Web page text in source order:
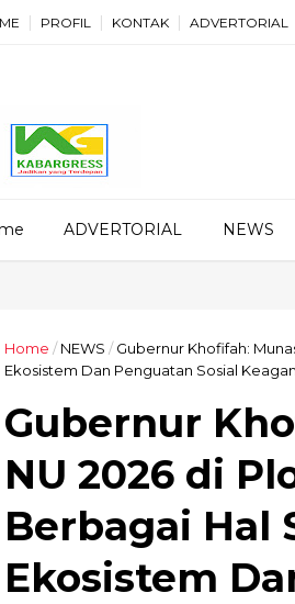
PROFIL KONTAK ADVERTORIAL
ADVERTORIAL NEWS
Home / NEWS / Gubernur Khofifah:
Ekosistem Dan Penguatan Sosial
Gubernur
NU 2026 di
Berbagai Hal
Ekosistem